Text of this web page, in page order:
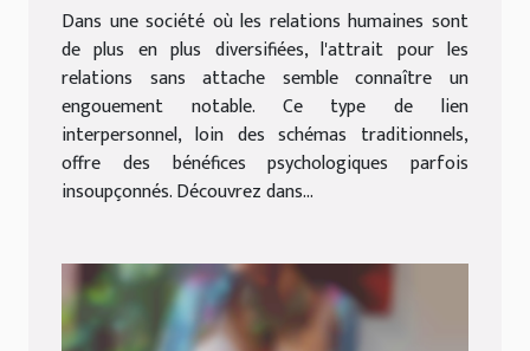
Dans une société où les relations humaines sont
de plus en plus diversifiées, l'attrait pour les
relations sans attache semble connaître un
engouement notable. Ce type de lien
interpersonnel, loin des schémas traditionnels,
offre des bénéfices psychologiques parfois
insoupçonnés. Découvrez dans...